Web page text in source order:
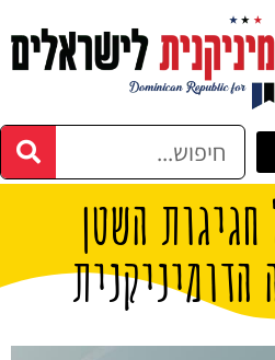
השטן